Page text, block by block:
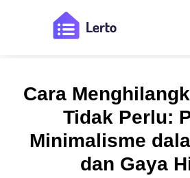
Cara
Tidak Perlu:
Minimalisme
dan Gaya